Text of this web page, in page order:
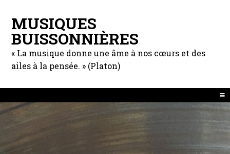
MUSIQUES
BUISSONNIÈRES
« La musique donne une âme à nos cœurs et des
ailes à la pensée. » (Platon)